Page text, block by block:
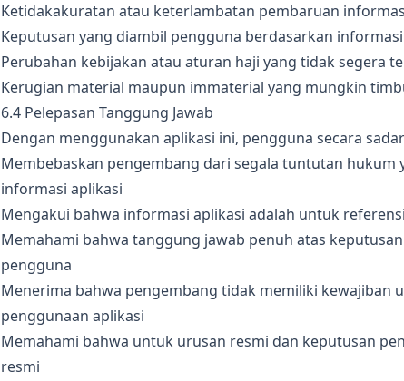
Ketidakakuratan atau keterlambatan pembaruan
Keputusan yang diambil pengguna berdasarkan
Perubahan kebijakan atau aturan haji yang tidak segera
Kerugian material maupun immaterial yang mungkin
6.4 Pelepasan Tanggung Jawab
Dengan menggunakan aplikasi ini, pengguna secara
Membebaskan pengembang dari segala tuntutan hukum
informasi aplikasi
Mengakui bahwa informasi aplikasi adalah untuk
Memahami bahwa tanggung jawab penuh atas
pengguna
Menerima bahwa pengembang tidak memiliki kewajiban
penggunaan aplikasi
Memahami bahwa untuk urusan resmi dan keputusan
resmi